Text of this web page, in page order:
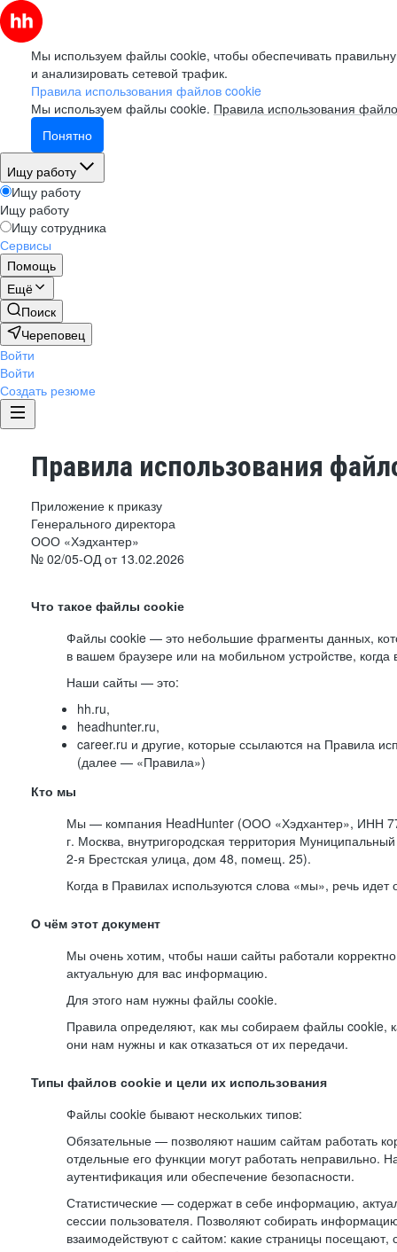
Мы используем файлы cookie, чтобы обеспечивать
и анализировать сетевой трафик.
Правила использования файлов cookie
Мы используем файлы cookie. Правила использования
Понятно
Ищу работу
Ищу работу
Ищу работу
Ищу сотрудника
Сервисы
Помощь
Ещё
Поиск
Череповец
Войти
Войти
Создать резюме
Правила использования
Приложение к приказу
Генерального директора
ООО «Хэдхантер»
№ 02/05-ОД от 13.02.2026
Что такое файлы cookie
Файлы cookie — это небольшие фрагменты данных,
в вашем браузере или на мобильном устройстве,
Наши сайты — это:
hh.ru,
headhunter.ru,
career.ru и другие, которые ссылаются на Правила
(далее — «Правила»)
Кто мы
Мы — компания HeadHunter (ООО «Хэдхантер», ИНН
г. Москва, внутригородская территория Муниципальный
2-я Брестская улица, дом 48, помещ. 25).
Когда в Правилах используются слова «мы», речь
О чём этот документ
Мы очень хотим, чтобы наши сайты работали
актуальную для вас информацию.
Для этого нам нужны файлы cookie.
Правила определяют, как мы собираем файлы cookie,
они нам нужны и как отказаться от их передачи.
Типы файлов cookie и цели их использования
Файлы cookie бывают нескольких типов:
Обязательные — позволяют нашим сайтам работать
отдельные его функции могут работать неправильно.
аутентификация или обеспечение безопасности.
Статистические — содержат в себе информацию,
сессии пользователя. Позволяют собирать
взаимодействуют с сайтом: какие страницы посещают,